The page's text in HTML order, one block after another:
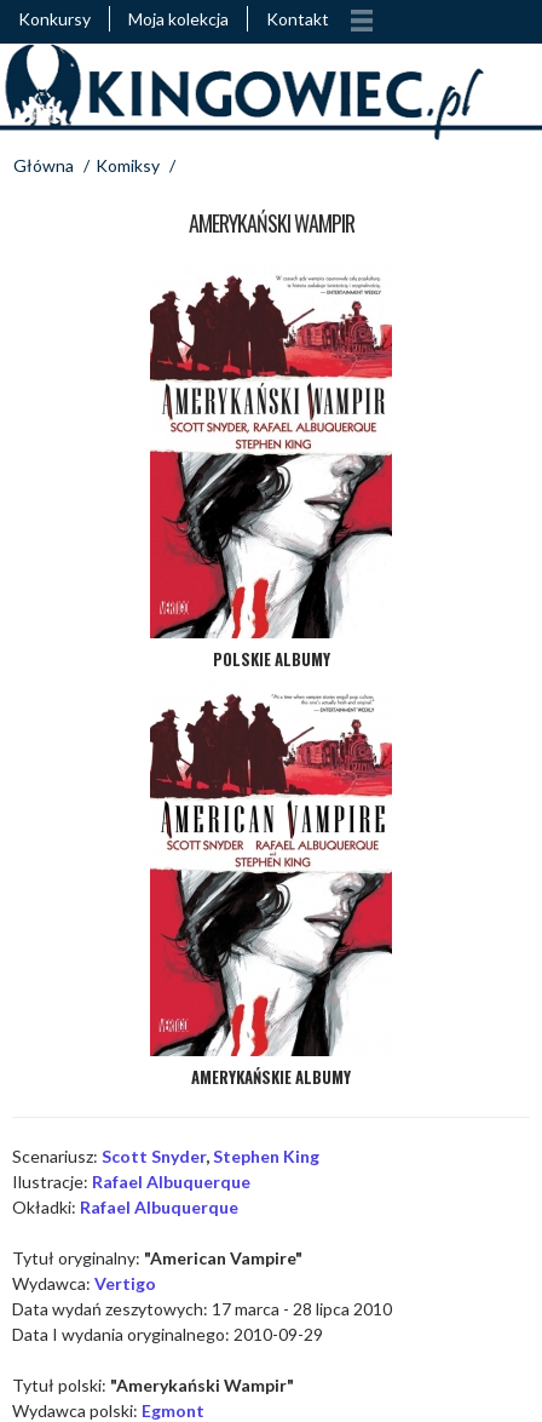
Konkursy Moja kolekcja Kontakt
Główna / Komiksy /
AMERYKAŃSKI WAMPIR
POLSKIE ALBUMY
AMERYKAŃSKIE ALBUMY
Scenariusz: Scott Snyder,Stephen King
Ilustracje: Rafael Albuquerque
Okładki: Rafael Albuquerque
Tytuł oryginalny: "American Vampire"
Wydawca: Vertigo
Data wydań zeszytowych: 17 marca - 28 lipca 2010
Data I wydania oryginalnego: 2010-09-29
Tytuł polski: "Amerykański Wampir"
Wydawca polski: Egmont